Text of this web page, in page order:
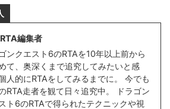
編集者
ンクエスト6のRTAを10年以上前から
て、奥深くまで追究してみたいと感
人的にRTAをしてみるまでに。 今でも
RTA走者を観て日々追究中。 ドラゴン
ト6のRTAで得られたテクニックや視